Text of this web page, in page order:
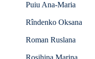
Puiu Ana-Maria
Rîndenko Oksana
Roman Ruslana
Rosihina Marina